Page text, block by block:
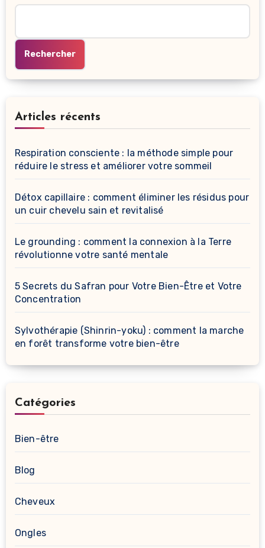
Rechercher
Articles récents
Respiration consciente : la méthode simple pour
réduire le stress et améliorer votre sommeil
Détox capillaire : comment éliminer les résidus pour
un cuir chevelu sain et revitalisé
Le grounding : comment la connexion à la Terre
révolutionne votre santé mentale
5 Secrets du Safran pour Votre Bien-Être et Votre
Concentration
Sylvothérapie (Shinrin-yoku) : comment la marche
en forêt transforme votre bien-être
Catégories
Bien-être
Blog
Cheveux
Ongles